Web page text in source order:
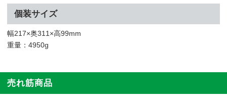
個装サイズ
幅217×奥311×高99mm
重量：4950g
売れ筋商品